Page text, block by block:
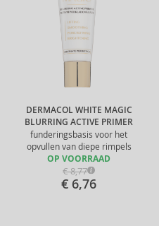
DERMACOL WHITE MAGIC
BLURRING ACTIVE PRIMER
funderingsbasis voor het
opvullen van diepe rimpels
OP VOORRAAD
€ 8,77
€ 6,76